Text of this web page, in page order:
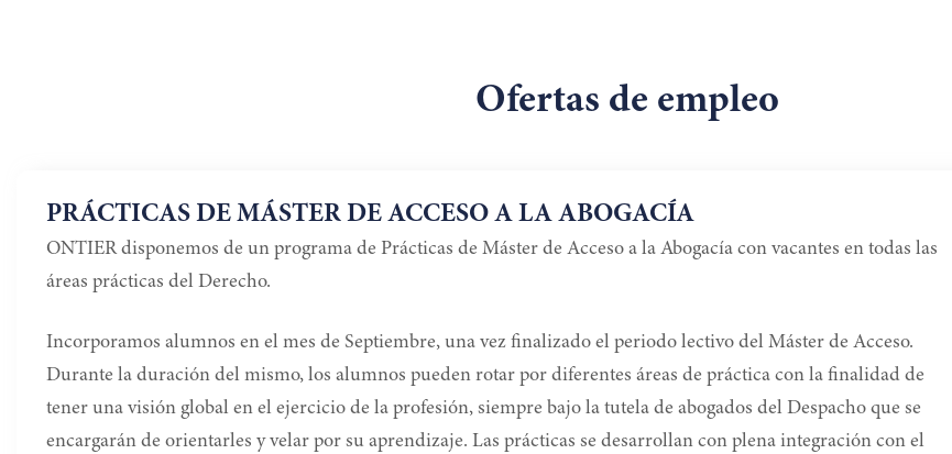
Ofertas de empleo
PRÁCTICAS DE MÁSTER DE ACCESO A LA ABOGACÍA
ONTIER disponemos de un programa de Prácticas de Máster de Acceso a la Abogacía con vacantes en todas las
áreas prácticas del Derecho.
Incorporamos alumnos en el mes de Septiembre, una vez finalizado el periodo lectivo del Máster de Acceso.
Durante la duración del mismo, los alumnos pueden rotar por diferentes áreas de práctica con la finalidad de
tener una visión global en el ejercicio de la profesión, siempre bajo la tutela de abogados del Despacho que se
encargarán de orientarles y velar por su aprendizaje. Las prácticas se desarrollan con plena integración con el